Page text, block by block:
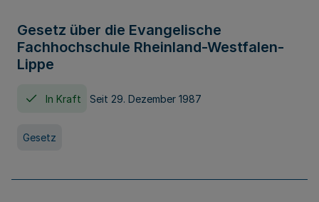
Gesetz über die Evangelische
Fachhochschule Rheinland-Westfalen-
Lippe
In Kraft Seit 29. Dezember 1987
Gesetz